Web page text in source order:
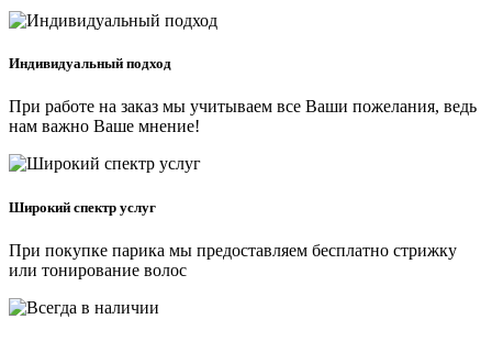
Индивидуальный подход
При работе на заказ мы учитываем все Ваши пожелания, ведь
нам важно Ваше мнение!
Широкий спектр услуг
При покупке парика мы предоставляем бесплатно стрижку
или тонирование волос